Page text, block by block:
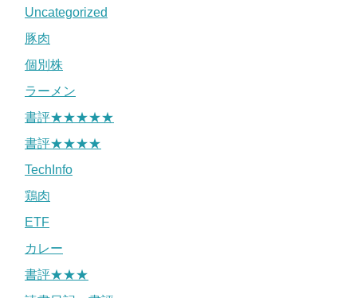
Uncategorized
豚肉
個別株
ラーメン
書評★★★★★
書評★★★★
TechInfo
鶏肉
ETF
カレー
書評★★★